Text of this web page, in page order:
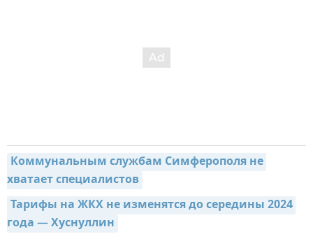
Коммунальным службам Симферополя не
хватает специалистов
Тарифы на ЖКХ не изменятся до середины 2024
года — Хуснуллин